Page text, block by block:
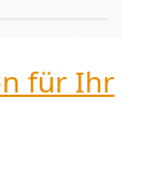
für Ihr